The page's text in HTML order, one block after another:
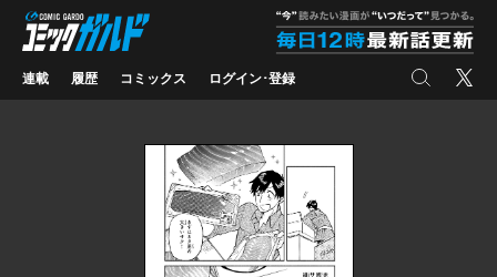
コミックガルド
連載 履歴 コミックス ログイン･登録 検索 X